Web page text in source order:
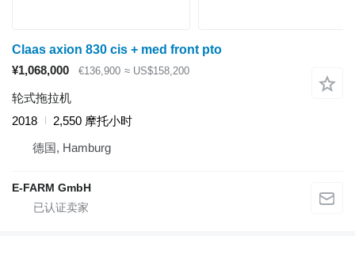
Claas axion 830 cis + med front pto
¥1,068,000
€136,900 ≈ US$158,200
轮式拖拉机
2018
2,550 摩托小时
德国, Hamburg
E-FARM GmbH